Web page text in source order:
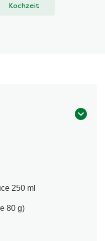
Kochzeit
250 ml
80 g)